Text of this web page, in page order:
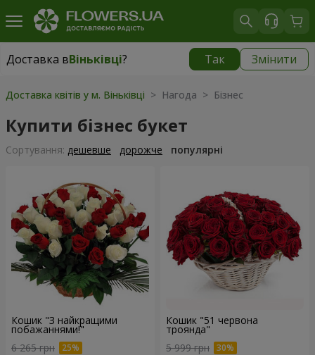
Доставка вВіньківці? Так Змінити
Доставка вВіньківці|
Доставка квітів у м. Віньківці > Нагода > Бізнес
Купити бізнес букет
Сортування: дешевше дорожче популярні
Кошик "З найкращими
побажаннями!"
6 265 грн
Кошик "51 червона
троянда"
5 999 грн